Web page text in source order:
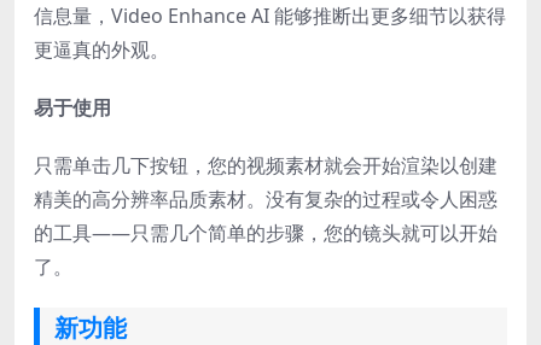
信息量，Video Enhance AI 能够推断出更多细节以获得
更逼真的外观。
易于使用
只需单击几下按钮，您的视频素材就会开始渲染以创建
精美的高分辨率品质素材。没有复杂的过程或令人困惑
的工具——只需几个简单的步骤，您的镜头就可以开始
了。
新功能